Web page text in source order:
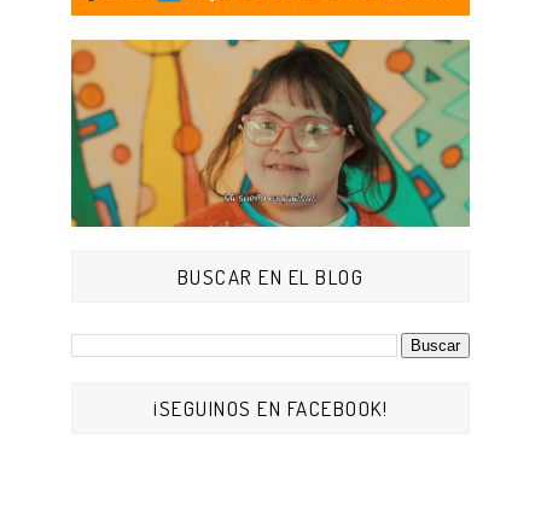
BUSCAR EN EL BLOG
¡SEGUINOS EN FACEBOOK!